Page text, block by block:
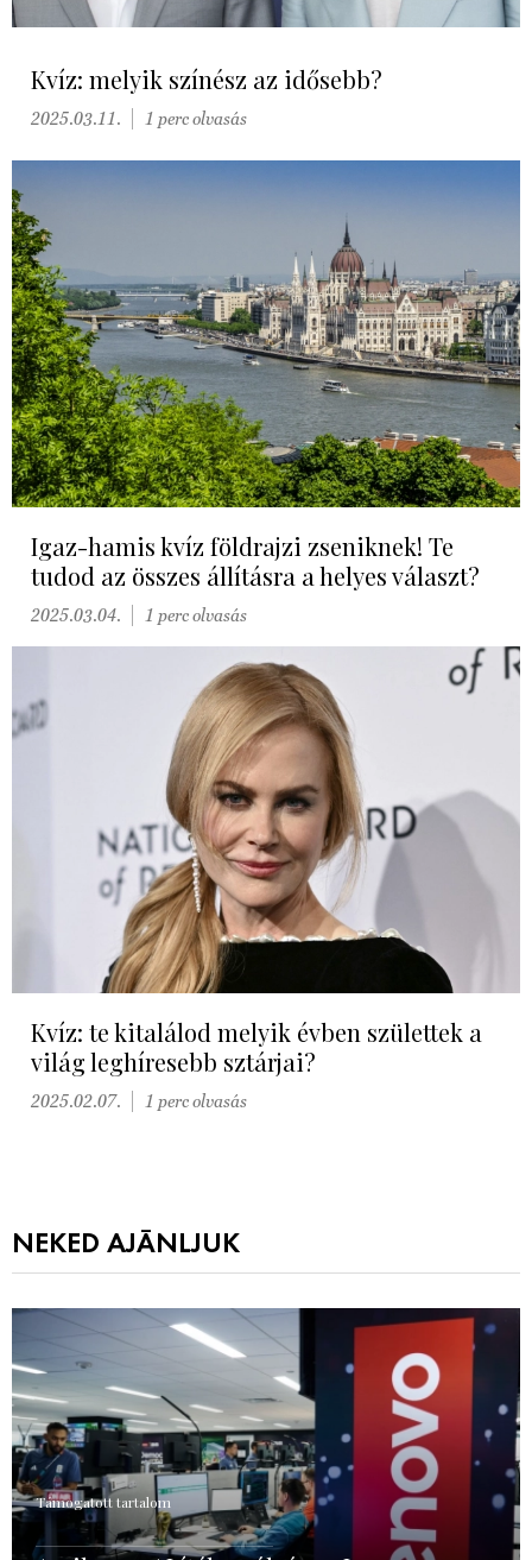
Kvíz: melyik színész az idősebb?
2025.03.11. 1 perc olvasás
Igaz-hamis kvíz földrajzi zseniknek! Te
tudod az összes állításra a helyes választ?
2025.03.04. 1 perc olvasás
Kvíz: te kitalálod melyik évben születtek a
világ leghíresebb sztárjai?
2025.02.07. 1 perc olvasás
NEKED AJÁNLJUK
Támogatott tartalom